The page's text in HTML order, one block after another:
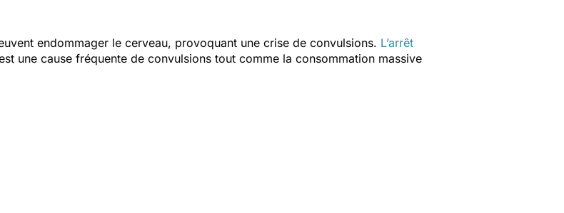
endommager le cerveau, provoquant une crise de convulsions. L’arrêt
une cause fréquente de convulsions tout comme la consommation massive